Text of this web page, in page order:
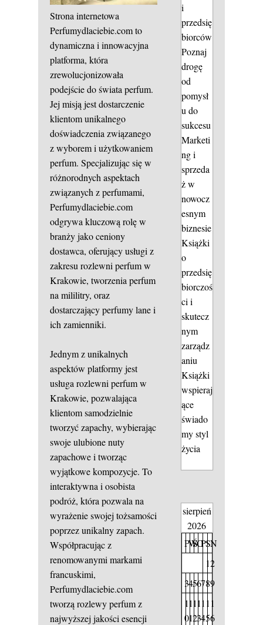
Strona internetowa
Perfumydlaciebie.com to
dynamiczna i innowacyjna
platforma, która
zrewolucjonizowała
podejście do świata perfum.
Jej misją jest dostarczenie
klientom unikalnego
doświadczenia związanego
z wyborem i użytkowaniem
perfum. Specjalizując się w
różnorodnych aspektach
związanych z perfumami,
Perfumydlaciebie.com
odgrywa kluczową rolę w
branży jako ceniony
dostawca, oferujący usługi z
zakresu rozlewni perfum w
Krakowie, tworzenia perfum
na mililitry, oraz
dostarczający perfumy lane i
ich zamienniki.
Jednym z unikalnych
aspektów platformy jest
usługa rozlewni perfum w
Krakowie, pozwalająca
klientom samodzielnie
tworzyć zapachy, wybierając
swoje ulubione nuty
zapachowe i tworząc
wyjątkowe kompozycje. To
interaktywna i osobista
podróż, która pozwala na
wyrażenie swojej tożsamości
poprzez unikalny zapach.
Współpracując z
renomowanymi markami
francuskimi,
Perfumydlaciebie.com
tworzą rozlewy perfum z
najwyższej jakości esencji
i
przedsię
biorców
Poznaj
drogę
od
pomysł
u do
sukcesu
Marketi
ng i
sprzeda
ż w
nowocz
esnym
biznesie
Książki
o
przedsię
biorczoś
ci i
skutecz
nym
zarządz
aniu
Książki
wspieraj
ące
świado
my styl
życia
sierpień
2026
PW
ŚCPSN
12
3456789
1
0
1
1
1
2
1
3
1
4
1
5
1
6